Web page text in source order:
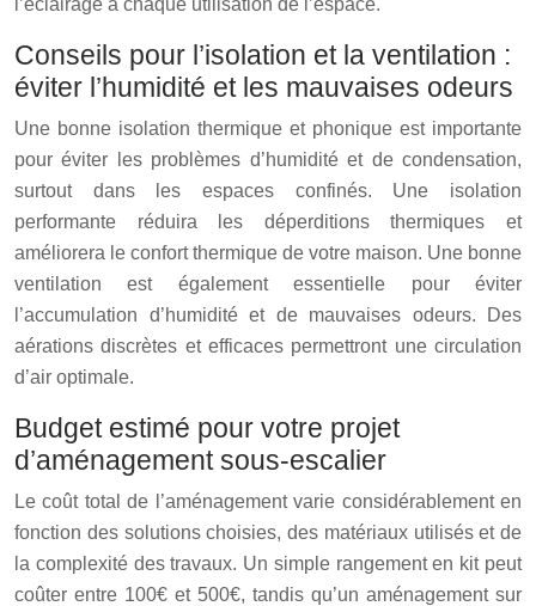
Conseils pour l’isolation et la ventilation :
éviter l’humidité et les mauvaises odeurs
Une bonne isolation thermique et phonique est importante
pour éviter les problèmes d’humidité et de condensation,
surtout dans les espaces confinés. Une isolation
performante réduira les déperditions thermiques et
améliorera le confort thermique de votre maison. Une bonne
ventilation est également essentielle pour éviter
l’accumulation d’humidité et de mauvaises odeurs. Des
aérations discrètes et efficaces permettront une circulation
d’air optimale.
Budget estimé pour votre projet
d’aménagement sous-escalier
Le coût total de l’aménagement varie considérablement en
fonction des solutions choisies, des matériaux utilisés et de
la complexité des travaux. Un simple rangement en kit peut
coûter entre 100€ et 500€, tandis qu’un aménagement sur